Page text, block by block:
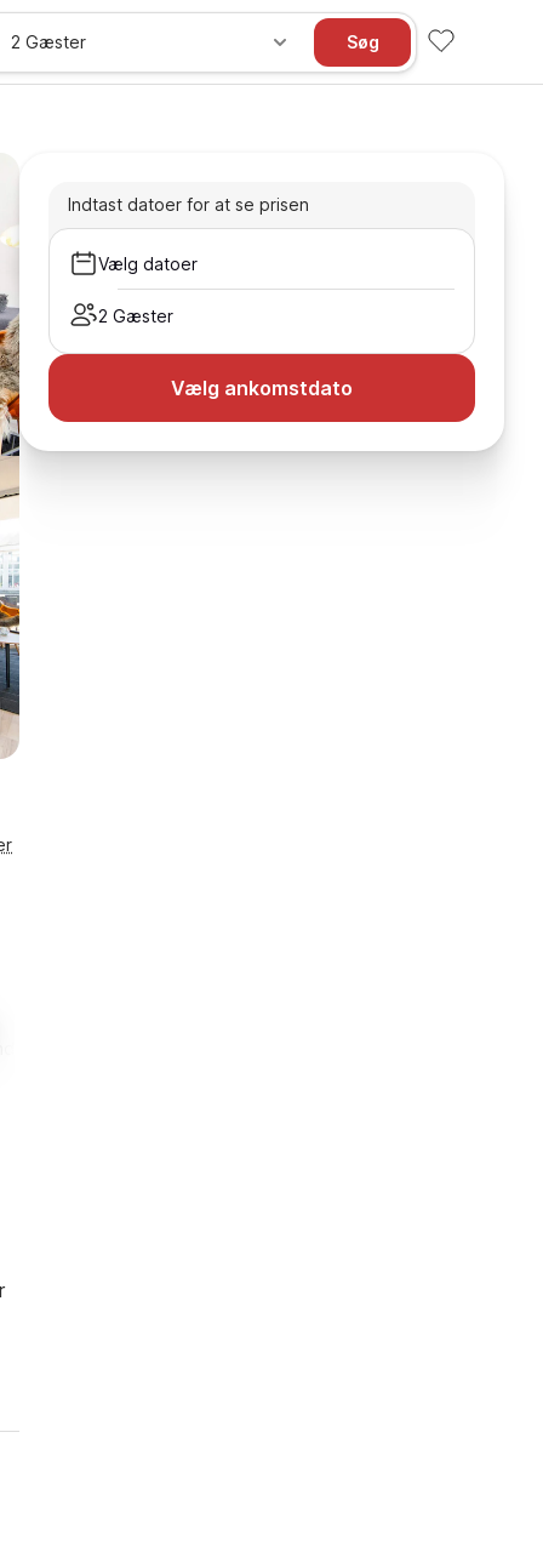
2 Gæster Søg
Indtast datoer for at se prisen
Vælg datoer
2 Gæster
Vælg ankomstdato